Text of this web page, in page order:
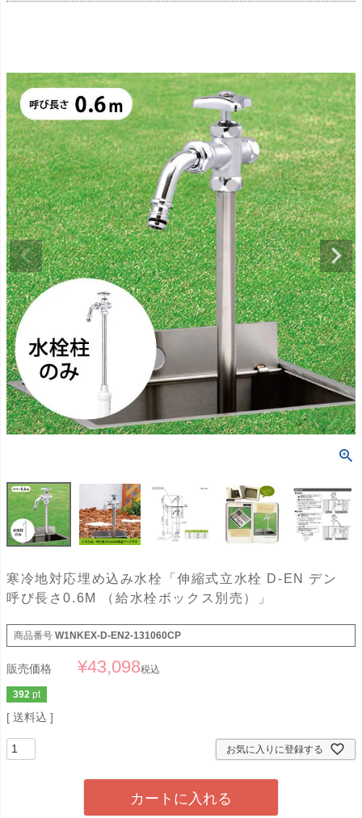
寒冷地対応埋め込み水栓「伸縮式立水栓 D-EN デン
呼び長さ0.6M （給水栓ボックス別売）」
商品番号 W1NKEX-D-EN2-131060CP
販売価格 ¥43,098税込
392 pt
送料込
お気に入りに登録する
カートに入れる